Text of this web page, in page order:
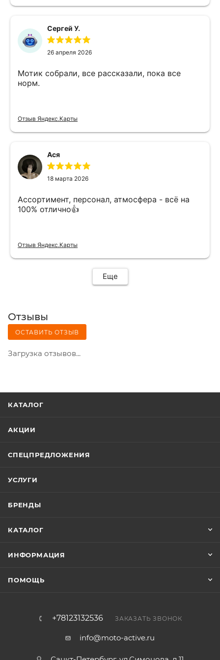
Сергей У.
26 апреля 2026
Мотик собрали, все рассказали, пока все
норм.
Отзыв Яндекс.Карты
Ася
18 марта 2026
Ассортимент, персонал, атмосфера - всё на
100% отлично👍
Отзыв Яндекс.Карты
Еще
Отзывы
ОСТАВИТЬ ОТЗЫВ
Загрузка отзывов...
КАТАЛОГ
АКЦИИ
СПЕЦПРЕДЛОЖЕНИЯ
УСЛУГИ
БРЕНДЫ
КАТАЛОГ
ИНФОРМАЦИЯ
ПОМОЩЬ
+78123132536 ЗАКАЗАТЬ ЗВОНОК
info@moto-active.ru